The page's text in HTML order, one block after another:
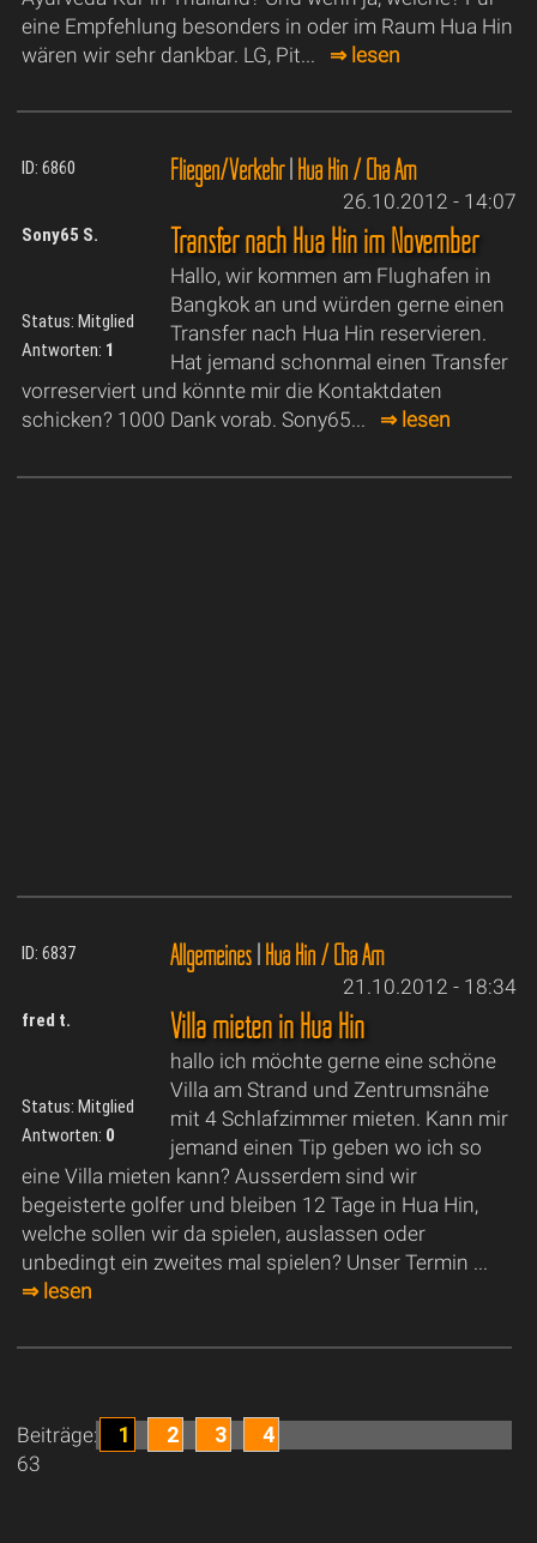
eine Empfehlung besonders in oder im Raum Hua Hin
wären wir sehr dankbar. LG, Pit... ⇒ lesen
ID: 6860 Fliegen/Verkehr|Hua Hin / Cha Am
26.10.2012 - 14:07
Sony65 S.
Status: Mitglied
Antworten: 1
Transfer nach Hua Hin im November
Hallo, wir kommen am Flughafen in
Bangkok an und würden gerne einen
Transfer nach Hua Hin reservieren.
Hat jemand schonmal einen Transfer
vorreserviert und könnte mir die Kontaktdaten
schicken? 1000 Dank vorab. Sony65... ⇒ lesen
ID: 6837 Allgemeines|Hua Hin / Cha Am
21.10.2012 - 18:34
fred t.
Status: Mitglied
Antworten: 0
Villa mieten in Hua Hin
hallo ich möchte gerne eine schöne
Villa am Strand und Zentrumsnähe
mit 4 Schlafzimmer mieten. Kann mir
jemand einen Tip geben wo ich so
eine Villa mieten kann? Ausserdem sind wir
begeisterte golfer und bleiben 12 Tage in Hua Hin,
welche sollen wir da spielen, auslassen oder
unbedingt ein zweites mal spielen? Unser Termin ...
⇒ lesen
Beiträge:
63
1 2 3 4